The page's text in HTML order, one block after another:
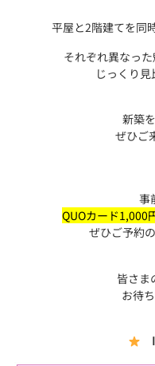
平屋と2階建てを同
それぞれ異なっ
じっくり見
新築
ぜひご
事
QUOカード1,000
ぜひご予約
皆さま
お待